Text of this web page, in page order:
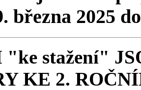
března 2025
"ke stažení"
KE 2.